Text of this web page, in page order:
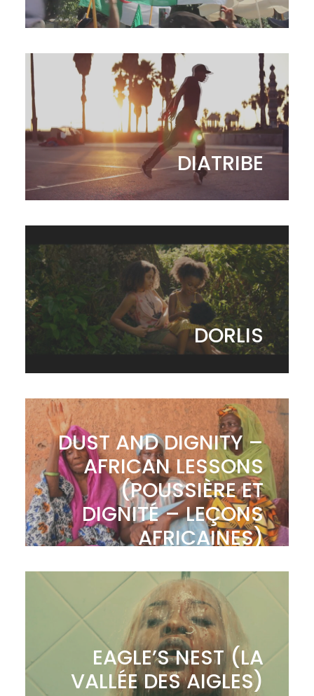
DIATRIBE
DORLIS
DUST AND DIGNITY –
AFRICAN LESSONS
(POUSSIÈRE ET
DIGNITÉ – LEÇONS
AFRICAINES)
EAGLE’S NEST (LA
VALLÉE DES AIGLES)